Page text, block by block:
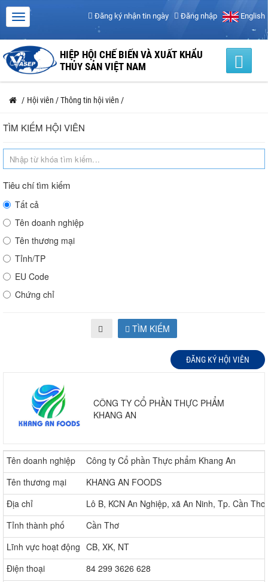
Đăng ký nhận tin ngày Đăng nhập English
HIỆP HỘI CHẾ BIẾN VÀ XUẤT KHẨU
THỦY SẢN VIỆT NAM
/ Hội viên /Thông tin hội viên /
TÌM KIẾM HỘI VIÊN
Tiêu chí tìm kiếm
Tất cả
Tên doanh nghiệp
Tên thương mại
Tỉnh/TP
EU Code
Chứng chỉ
TÌM KIẾM
ĐĂNG KÝ HỘI VIÊN
CÔNG TY CỔ PHẦN THỰC PHẨM
KHANG AN
Tên doanh nghiệp
Công ty Cổ phần Thực phẩm Khang An
Tên thương mại
KHANG AN FOODS
Địa chỉ
Lô B, KCN An Nghiệp, xã An Ninh, Tp. Cần Thơ
Tỉnh thành phố
Cần Thơ
Lĩnh vực hoạt động CB, XK, NT
Điện thoại
84 299 3626 628